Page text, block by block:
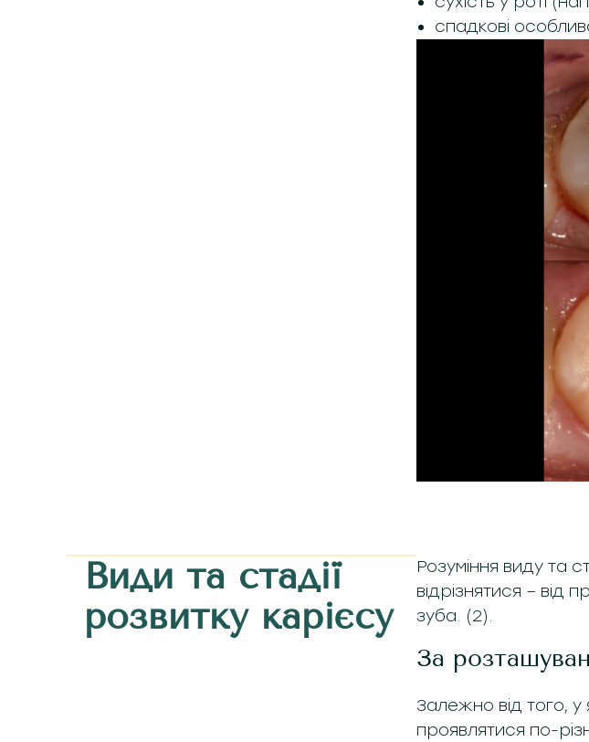
спадкові
Види та стадії
розвитку карієсу
Розуміння виду та
відрізнятися –
зуба. (2).
За
Залежно від того, у
проявлятися по-